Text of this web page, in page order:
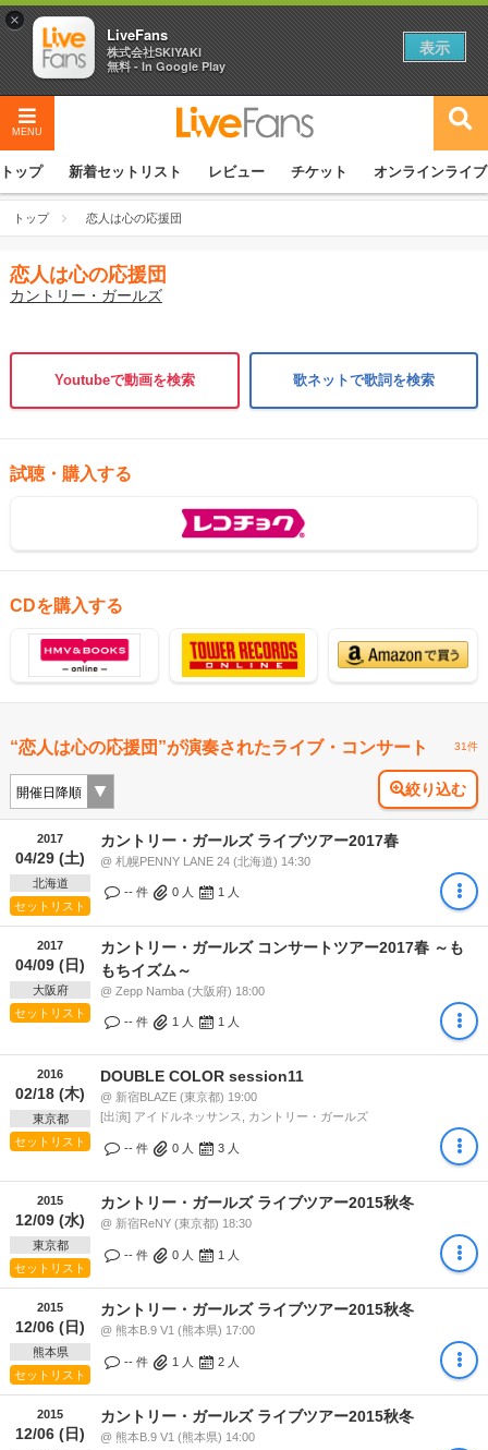
MENU
トップ 新着セットリスト レビュー チケット オンラインライブ
トップ 恋人は心の応援団
恋人は心の応援団
カントリー・ガールズ
Youtubeで動画を検索 歌ネットで歌詞を検索
試聴・購入する
CDを購入する
“恋人は心の応援団”が演奏されたライブ・コンサート 31件
絞り込む
2017
04/29 (土)
北海道
セットリスト
カントリー・ガールズ ライブツアー2017春
@ 札幌PENNY LANE 24 (北海道) 14:30
-- 件 0 人 1 人
2017
04/09 (日)
大阪府
セットリスト
カントリー・ガールズ コンサートツアー2017春 ～も
もちイズム～
@ Zepp Namba (大阪府) 18:00
-- 件 1 人 1 人
2016
02/18 (木)
東京都
セットリスト
DOUBLE COLOR session11
@ 新宿BLAZE (東京都) 19:00
[出演] アイドルネッサンス, カントリー・ガールズ
-- 件 0 人 3 人
2015
12/09 (水)
東京都
セットリスト
カントリー・ガールズ ライブツアー2015秋冬
@ 新宿ReNY (東京都) 18:30
-- 件 0 人 1 人
2015
12/06 (日)
熊本県
セットリスト
カントリー・ガールズ ライブツアー2015秋冬
@ 熊本B.9 V1 (熊本県) 17:00
-- 件 1 人 2 人
2015
12/06 (日)
カントリー・ガールズ ライブツアー2015秋冬
@ 熊本B.9 V1 (熊本県) 14:00
×
LiveFans
株式会社SKIYAKI
無料 - In Google Play
表示